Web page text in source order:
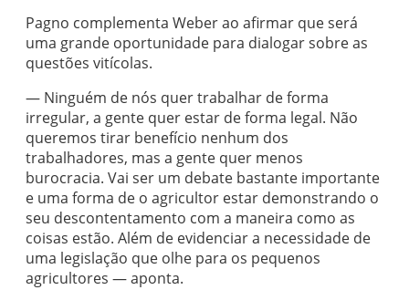
Pagno complementa Weber ao afirmar que será
uma grande oportunidade para dialogar sobre as
questões vitícolas.
— Ninguém de nós quer trabalhar de forma
irregular, a gente quer estar de forma legal. Não
queremos tirar benefício nenhum dos
trabalhadores, mas a gente quer menos
burocracia. Vai ser um debate bastante importante
e uma forma de o agricultor estar demonstrando o
seu descontentamento com a maneira como as
coisas estão. Além de evidenciar a necessidade de
uma legislação que olhe para os pequenos
agricultores — aponta.